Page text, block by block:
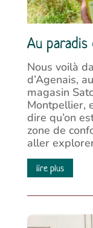
Au
Nous voilà
d’Agenais,
magasin
Montpellier,
dire qu’on
zone de
aller
lire plus